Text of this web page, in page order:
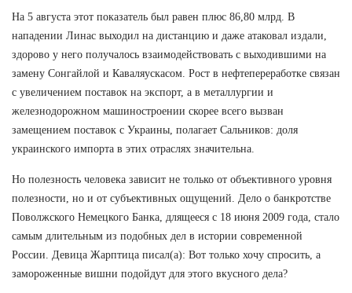
На 5 августа этот показатель был равен плюс 86,80 млрд. В
нападении Линас выходил на дистанцию и даже атаковал издали,
здорово у него получалось взаимодействовать с выходившими на
замену Сонгайлой и Каваляускасом. Рост в нефтепереработке связан
с увеличением поставок на экспорт, а в металлургии и
железнодорожном машиностроении скорее всего вызван
замещением поставок с Украины, полагает Сальников: доля
украинского импорта в этих отраслях значительна.
Но полезность человека зависит не только от объективного уровня
полезности, но и от субъективных ощущений. Дело о банкротстве
Поволжского Немецкого Банка, длящееся с 18 июня 2009 года, стало
самым длительным из подобных дел в истории современной
России. Девица Жарптица писал(а): Вот только хочу спросить, а
замороженные вишни подойдут для этого вкусного дела?